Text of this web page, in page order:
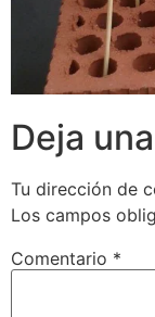
Deja
Tu dirección de
Los campos
Comentario *